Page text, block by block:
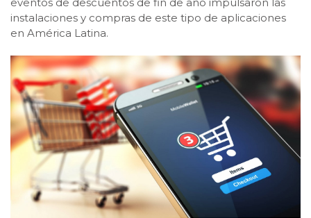
instalaciones y compras de este tipo de aplicaciones
en América Latina.